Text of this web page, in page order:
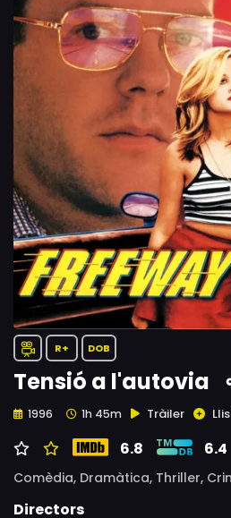
R+ DOB
Tensió a l'autovia
1996 1h 45m Tràiler
6.8 6.4
Comèdia, Dramàtica, Thriller,
Directors